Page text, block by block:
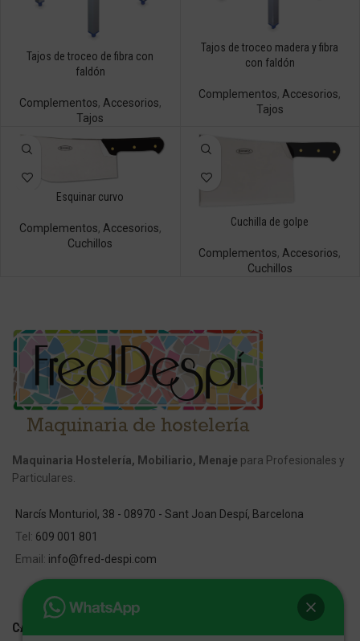
Tajos de troceo de fibra con
faldón
Complementos, Accesorios,
Tajos
Tajos de troceo madera y fibra
con faldón
Complementos, Accesorios,
Tajos
Esquinar curvo
Complementos, Accesorios,
Cuchillos
Cuchilla de golpe
Complementos, Accesorios,
Cuchillos
Maquinaria Hostelería, Mobiliario, Menaje para Profesionales y
Particulares.
Narcís Monturiol, 38 - 08970 - Sant Joan Despí, Barcelona
Tel: 609 001 801
Email: info@fred-despi.com
CATEGORIAS